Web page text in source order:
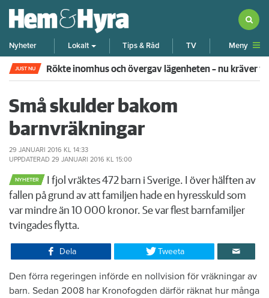
Nyheter Lokalt Tips & Råd TV Meny
JUST NU Pensionären begick övergrepp mot grannflickan – nu
Små skulder bakom
barnvräkningar
29 JANUARI 2016 KL 14:33
UPPDATERAD 29 JANUARI 2016 KL 15:00
NYHETER
I fjol vräktes 472 barn i Sverige. I över hälften av
fallen på grund av att familjen hade en hyresskuld som
var mindre än 10 000 kronor. Se var flest barnfamiljer
tvingades flytta.
Dela Tweeta
Den förra regeringen införde en nollvision för vräkningar av
barn. Sedan 2008 har Kronofogden därför räknat hur många